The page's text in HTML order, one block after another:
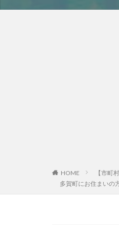
HOME
【市町
多賀町にお住まいの